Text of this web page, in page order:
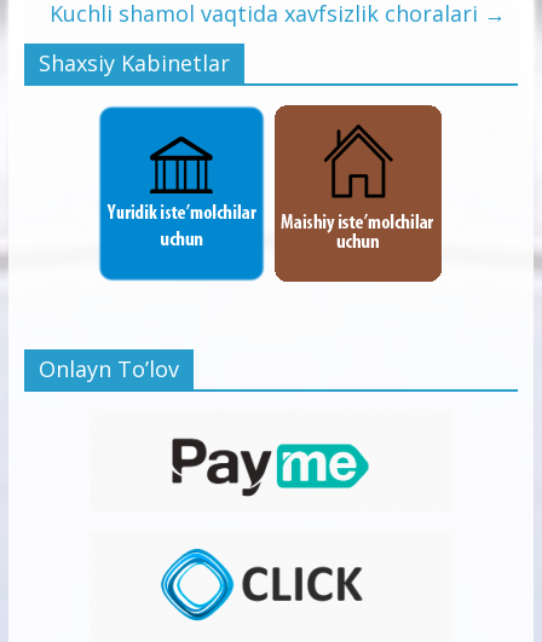
Kuchli shamol vaqtida xavfsizlik choralari →
Shaxsiy Kabinetlar
Onlayn To’lov